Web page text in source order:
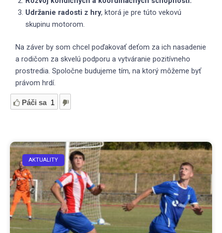
Udržanie radosti z hry, ktorá je pre túto vekovú
skupinu motorom.
Na záver by som chcel poďakovať deťom za ich nasadenie
a rodičom za skvelú podporu a vytváranie pozitívneho
prostredia. Spoločne budujeme tím, na ktorý môžeme byť
právom hrdí.
Páči sa 1
AKTUALITY